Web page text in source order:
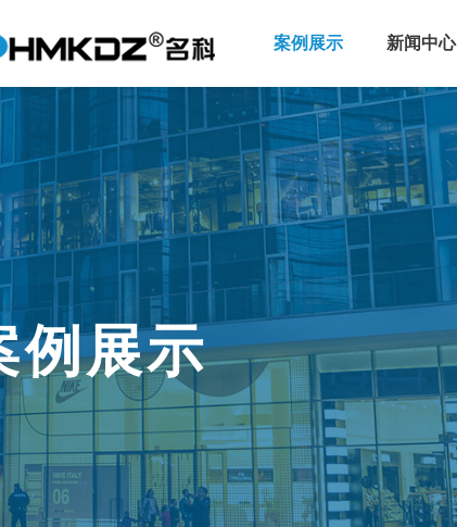
闸
别门禁
闸
车位指引
视频车位引导
超声波车位引导
无线地磁车位引导
案例展示 新闻中心
例展示